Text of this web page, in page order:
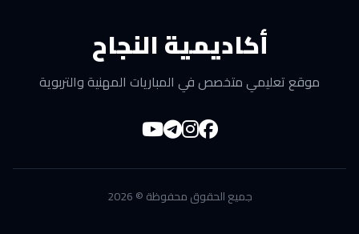
أكاديمية النجاح
موقع تعليمي متخصص في المباريات المهنية والتربوية
جميع الحقوق محفوظة © 2026